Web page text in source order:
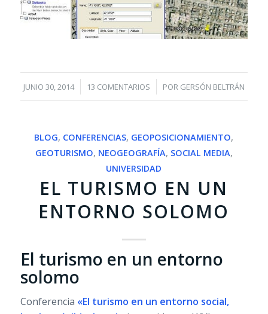
JUNIO 30, 2014
/ 13 COMENTARIOS
/ POR GERSÓN BELTRÁN
BLOG, CONFERENCIAS, GEOPOSICIONAMIENTO,
GEOTURISMO, NEOGEOGRAFÍA, SOCIAL MEDIA,
UNIVERSIDAD
EL TURISMO EN UN
ENTORNO SOLOMO
El turismo en un entorno
solomo
Conferencia «El turismo en un entorno social,